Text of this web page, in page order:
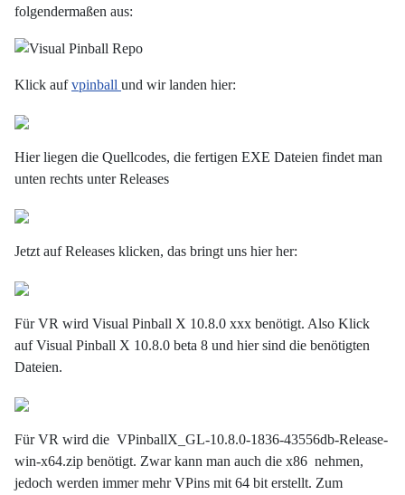
folgendermaßen aus:
Klick aufvpinball und wir landen hier:
Hier liegen die Quellcodes, die fertigen EXE Dateien findet man
unten rechts unter Releases
Jetzt auf Releases klicken, das bringt uns hier her:
Für VR wird Visual Pinball X 10.8.0 xxx benötigt. Also Klick
auf Visual Pinball X 10.8.0 beta 8 und hier sind die benötigten
Dateien.
Für VR wird die VPinballX_GL-10.8.0-1836-43556db-Release-
win-x64.zip benötigt. Zwar kann man auch die x86 nehmen,
jedoch werden immer mehr VPins mit 64 bit erstellt. Zum